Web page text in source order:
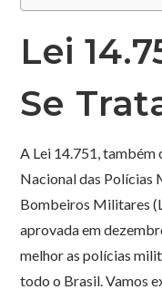
Lei
Se
A Lei 14.751, também
Nacional das Polícias
Bombeiros Militares
aprovada em
melhor as polícias
todo o Brasil. Vamos